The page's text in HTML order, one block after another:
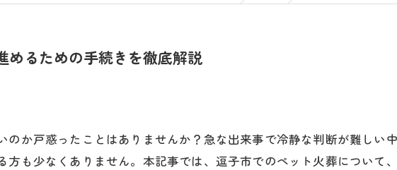
めるための手続きを徹底解説
か戸惑ったことはありませんか？急な出来事で冷静な判断が難しい
も少なくありません。本記事では、逗子市でのペット火葬について